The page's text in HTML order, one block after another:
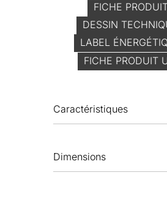
FICHE
DESSIN
LABEL
FICHE PRODUIT
Caractéristiques
Dimensions